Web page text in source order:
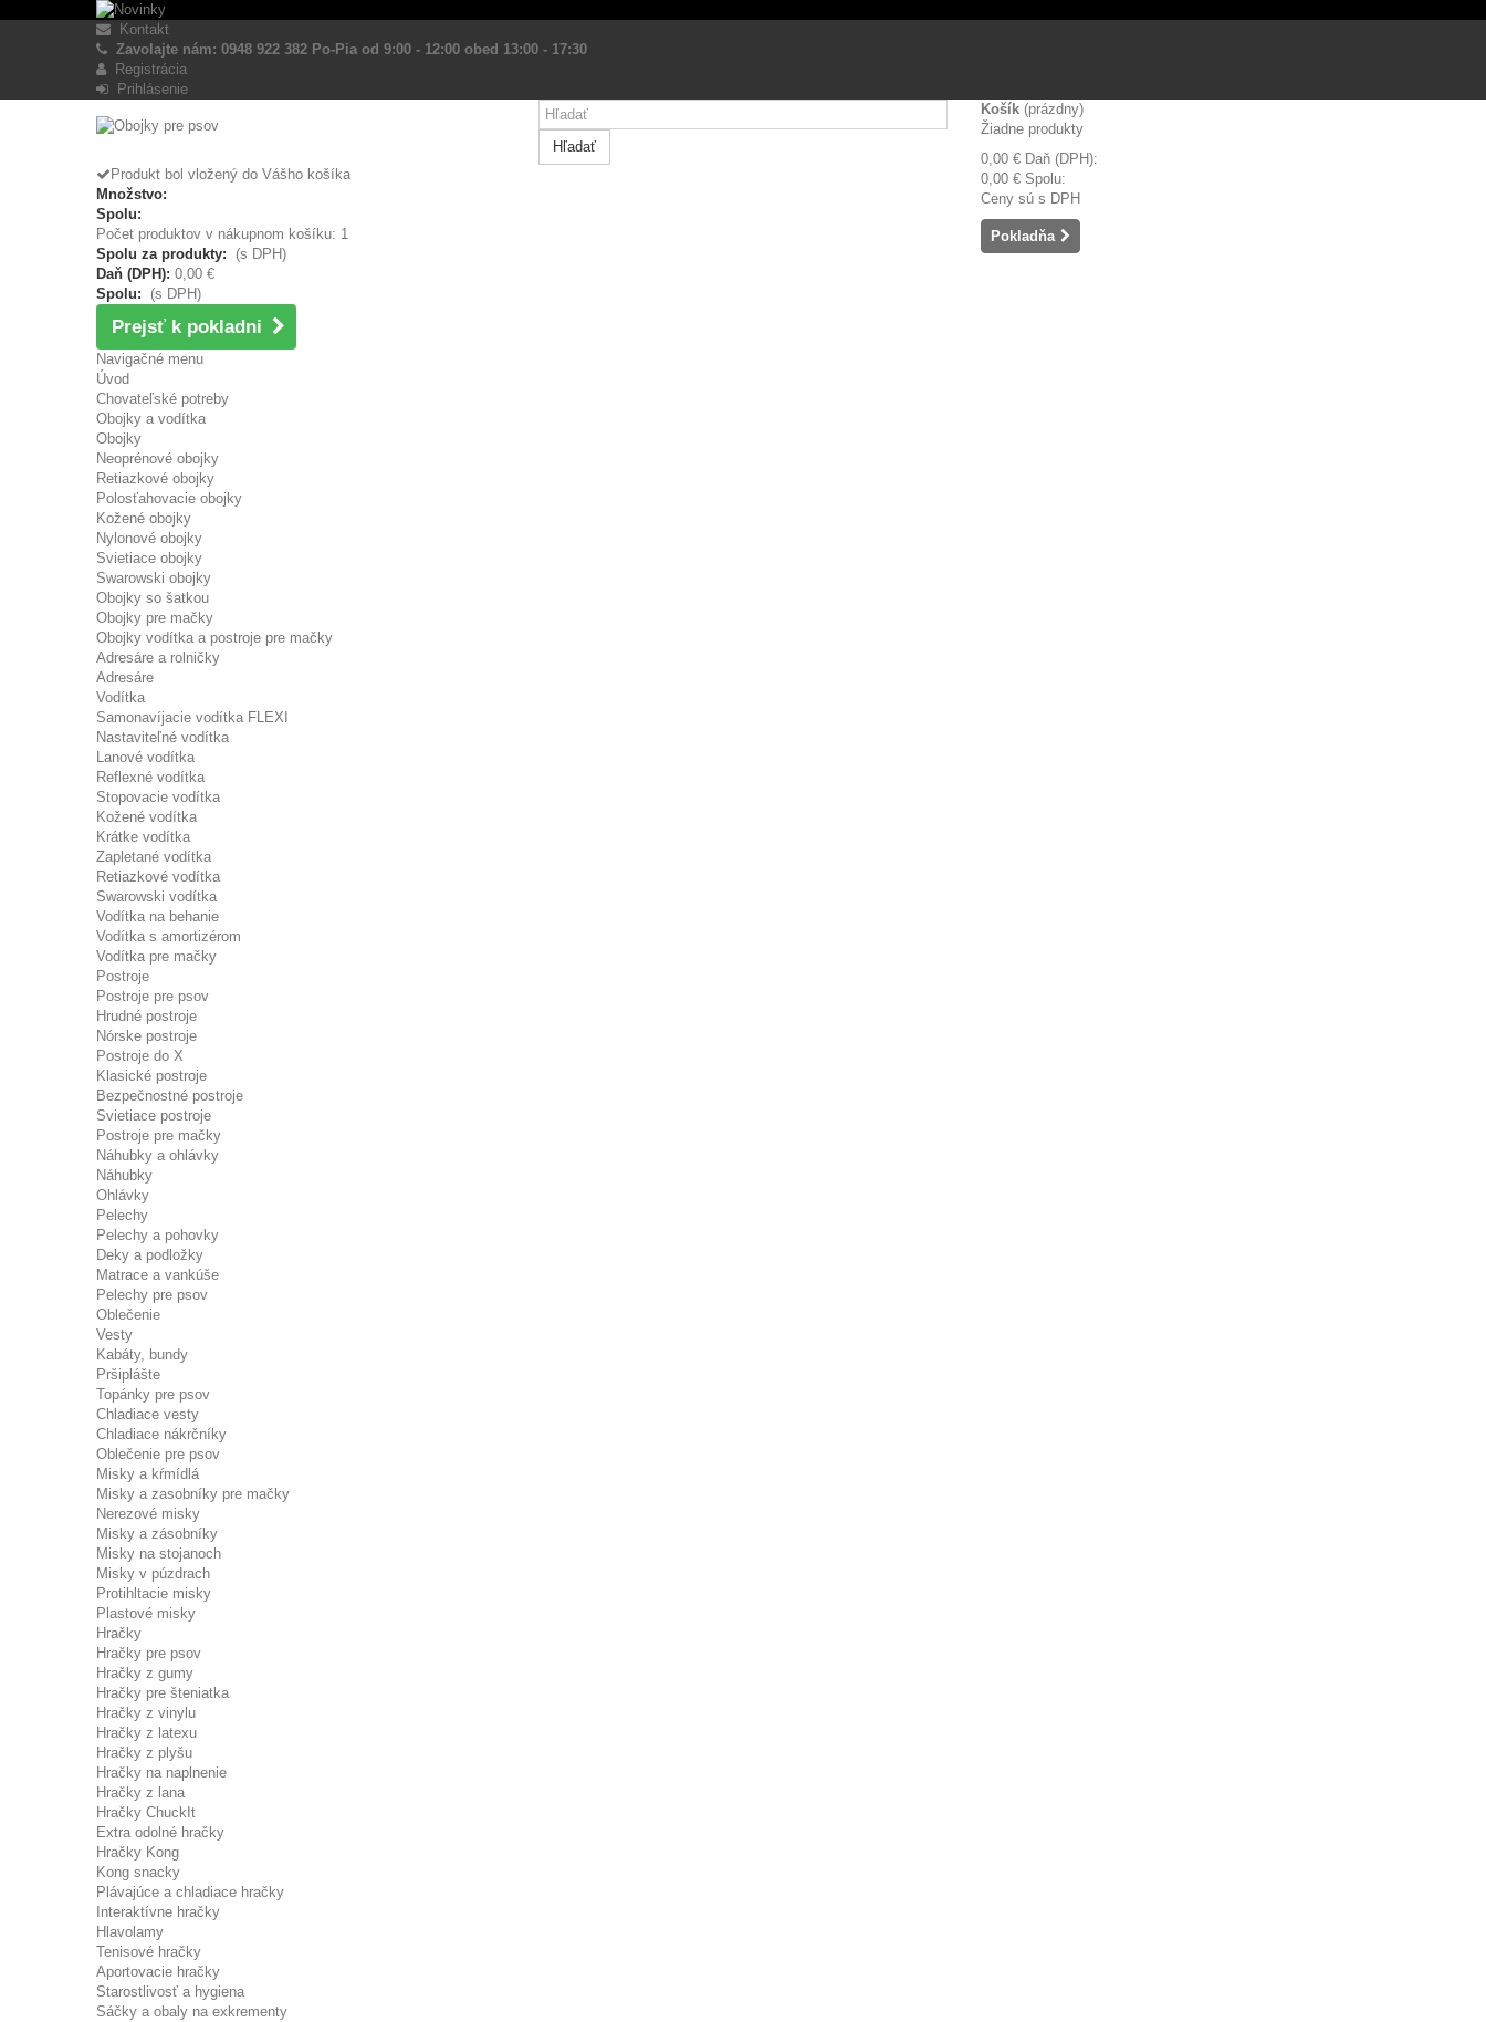
Kontakt
Zavolajte nám: 0948 922 382 Po-Pia od 9:00 - 12:00 obed 13:00 - 17:30
Registrácia
Prihlásenie
Hľadať
Košík (prázdny)
Žiadne produkty
0,00 € Daň (DPH):
0,00 € Spolu:
Ceny sú s DPH
Pokladňa
Produkt bol vložený do Vášho košíka
Množstvo:
Spolu:
Počet produktov v nákupnom košíku: 1
Spolu za produkty:
(s DPH)
Daň (DPH): 0,00 €
Spolu:
(s DPH)
Prejsť k pokladni
Navigačné menu
Úvod
Chovateľské potreby
Obojky a vodítka
Obojky
Neoprénové obojky
Retiazkové obojky
Polosťahovacie obojky
Kožené obojky
Nylonové obojky
Svietiace obojky
Swarowski obojky
Obojky so šatkou
Obojky pre mačky
Obojky vodítka a postroje pre mačky
Adresáre a rolničky
Adresáre
Vodítka
Samonavíjacie vodítka FLEXI
Nastaviteľné vodítka
Lanové vodítka
Reflexné vodítka
Stopovacie vodítka
Kožené vodítka
Krátke vodítka
Zapletané vodítka
Retiazkové vodítka
Swarowski vodítka
Vodítka na behanie
Vodítka s amortizérom
Vodítka pre mačky
Postroje
Postroje pre psov
Hrudné postroje
Nórske postroje
Postroje do X
Klasické postroje
Bezpečnostné postroje
Svietiace postroje
Postroje pre mačky
Náhubky a ohlávky
Náhubky
Ohlávky
Pelechy
Pelechy a pohovky
Deky a podložky
Matrace a vankúše
Pelechy pre psov
Oblečenie
Vesty
Kabáty, bundy
Pršiplášte
Topánky pre psov
Chladiace vesty
Chladiace nákrčníky
Oblečenie pre psov
Misky a kŕmídlá
Misky a zasobníky pre mačky
Nerezové misky
Misky a zásobníky
Misky na stojanoch
Misky v púzdrach
Protihltacie misky
Plastové misky
Hračky
Hračky pre psov
Hračky z gumy
Hračky pre šteniatka
Hračky z vinylu
Hračky z latexu
Hračky z plyšu
Hračky na naplnenie
Hračky z lana
Hračky ChuckIt
Extra odolné hračky
Hračky Kong
Kong snacky
Plávajúce a chladiace hračky
Interaktívne hračky
Hlavolamy
Tenisové hračky
Aportovacie hračky
Starostlivosť a hygiena
Sáčky a obaly na exkrementy